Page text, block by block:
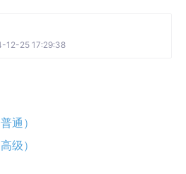
12-25 17:29:38
通）
级）